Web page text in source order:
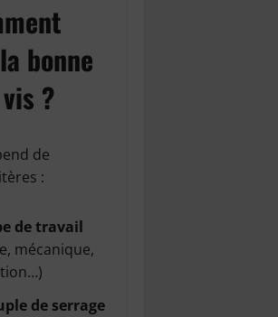
bonne
?
de
:
de travail
mécanique,
de serrage